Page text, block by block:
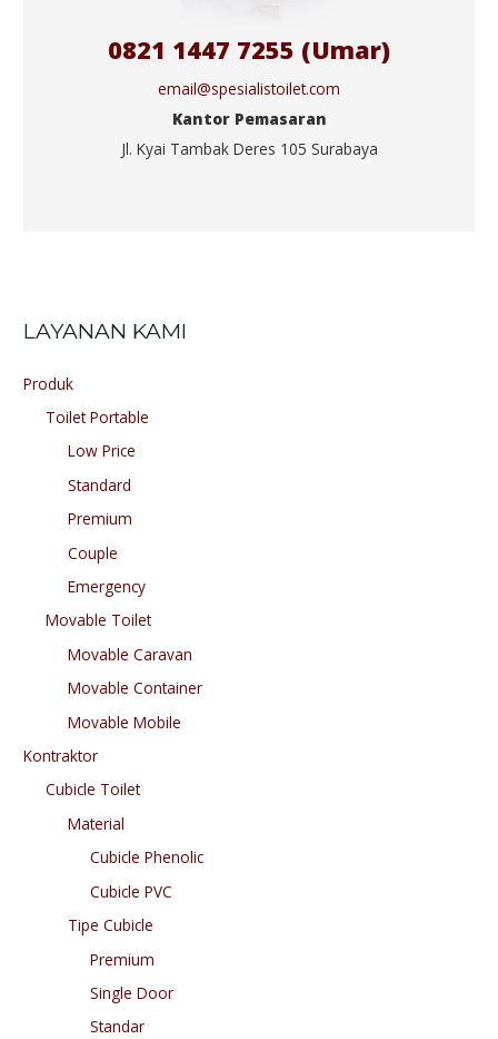
0821 1447 7255 (Umar)
email@spesialistoilet.com
Kantor Pemasaran
Jl. Kyai Tambak Deres 105 Surabaya
LAYANAN KAMI
Produk
Toilet Portable
Low Price
Standard
Premium
Couple
Emergency
Movable Toilet
Movable Caravan
Movable Container
Movable Mobile
Kontraktor
Cubicle Toilet
Material
Cubicle Phenolic
Cubicle PVC
Tipe Cubicle
Premium
Single Door
Standar